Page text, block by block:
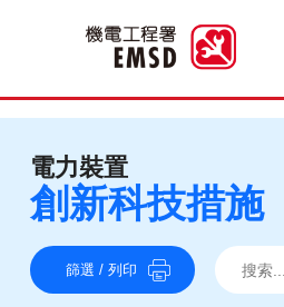
電力裝置
創新科技措施
篩選 / 列印
搜索
搜索
搜索